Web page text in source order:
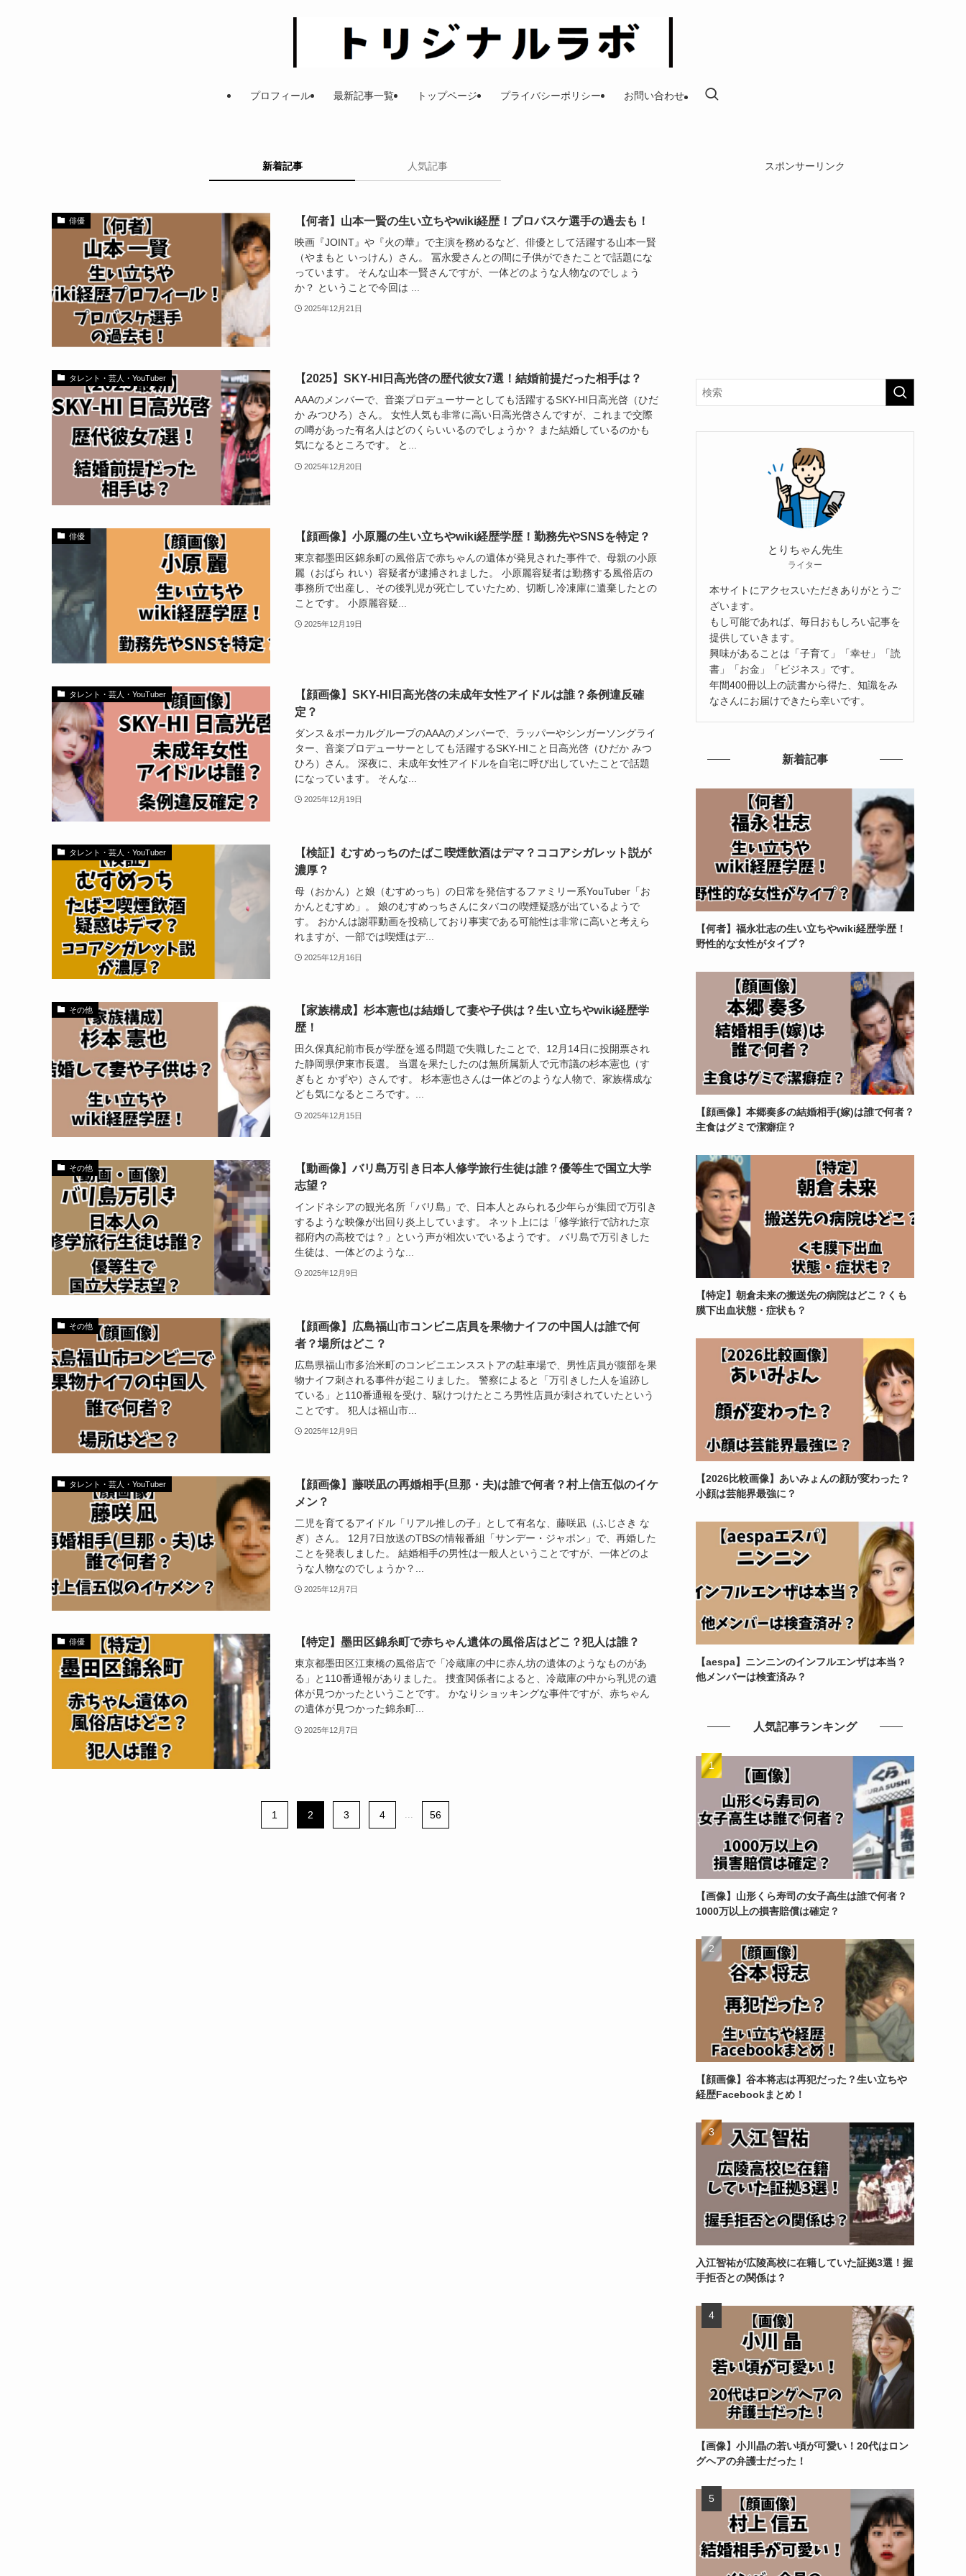
プロフィール 最新記事一覧 トップページ プライバシーポリシー お問い合わせ
新着記事 人気記事
俳優 【何者】山本一賢の生い立ちやwiki経歴！プロバスケ選手の過去も！
映画『JOINT』や『火の華』で主演を務めるなど、俳優として活躍する山本一賢
（やまもと いっけん）さん。 冨永愛さんとの間に子供ができたことで話題にな
っています。 そんな山本一賢さんですが、一体どのような人物なのでしょう
か？ ということで今回は ...
2025年12月21日
タレント・芸人・YouTuber 【2025】SKY-HI日高光啓の歴代彼女7選！結婚前提だった相手は？
AAAのメンバーで、音楽プロデューサーとしても活躍するSKY-HI日高光啓（ひだ
か みつひろ）さん。 女性人気も非常に高い日高光啓さんですが、これまで交際
の噂があった有名人はどのくらいいるのでしょうか？ また結婚しているのかも
気になるところです。 と...
2025年12月20日
俳優 【顔画像】小原麗の生い立ちやwiki経歴学歴！勤務先やSNSを特定？
東京都墨田区錦糸町の風俗店で赤ちゃんの遺体が発見された事件で、母親の小原
麗（おばら れい）容疑者が逮捕されました。 小原麗容疑者は勤務する風俗店の
事務所で出産し、その後乳児が死亡していたため、切断し冷凍庫に遺棄したとの
ことです。 小原麗容疑...
2025年12月19日
タレント・芸人・YouTuber
【顔画像】SKY-HI日高光啓の未成年女性アイドルは誰？条例違反確
定？
ダンス＆ボーカルグループのAAAのメンバーで、ラッパーやシンガーソングライ
ター、音楽プロデューサーとしても活躍するSKY-HIこと日高光啓（ひだか みつ
ひろ）さん。 深夜に、未成年女性アイドルを自宅に呼び出していたことで話題
になっています。 そんな...
2025年12月19日
タレント・芸人・YouTuber
【検証】むすめっちのたばこ喫煙飲酒はデマ？ココアシガレット説が
濃厚？
母（おかん）と娘（むすめっち）の日常を発信するファミリー系YouTuber「お
かんとむすめ」。 娘のむすめっちさんにタバコの喫煙疑惑が出ているようで
す。 おかんは謝罪動画を投稿しており事実である可能性は非常に高いと考えら
れますが、一部では喫煙はデ...
2025年12月16日
その他
【家族構成】杉本憲也は結婚して妻や子供は？生い立ちやwiki経歴学
歴！
田久保真紀前市長が学歴を巡る問題で失職したことで、12月14日に投開票され
た静岡県伊東市長選。 当選を果たしたのは無所属新人で元市議の杉本憲也（す
ぎもと かずや）さんです。 杉本憲也さんは一体どのような人物で、家族構成な
ども気になるところです。...
2025年12月15日
その他
【動画像】バリ島万引き日本人修学旅行生徒は誰？優等生で国立大学
志望？
インドネシアの観光名所「バリ島」で、日本人とみられる少年らが集団で万引き
するような映像が出回り炎上しています。 ネット上には「修学旅行で訪れた京
都府内の高校では？」という声が相次いでいるようです。 バリ島で万引きした
生徒は、一体どのような...
2025年12月9日
その他
【顔画像】広島福山市コンビニ店員を果物ナイフの中国人は誰で何
者？場所はどこ？
広島県福山市多治米町のコンビニエンスストアの駐車場で、男性店員が腹部を果
物ナイフ刺される事件が起こりました。 警察によると「万引きした人を追跡し
ている」と110番通報を受け、駆けつけたところ男性店員が刺されていたという
ことです。 犯人は福山市...
2025年12月9日
タレント・芸人・YouTuber
【顔画像】藤咲凪の再婚相手(旦那・夫)は誰で何者？村上信五似のイケ
メン？
二児を育てるアイドル「リアル推しの子」として有名な、藤咲凪（ふじさき な
ぎ）さん。 12月7日放送のTBSの情報番組「サンデー・ジャポン」で、再婚した
ことを発表しました。 結婚相手の男性は一般人ということですが、一体どのよ
うな人物なのでしょうか？...
2025年12月7日
俳優 【特定】墨田区錦糸町で赤ちゃん遺体の風俗店はどこ？犯人は誰？
東京都墨田区江東橋の風俗店で「冷蔵庫の中に赤ん坊の遺体のようなものがあ
る」と110番通報がありました。 捜査関係者によると、冷蔵庫の中から乳児の遺
体が見つかったということです。 かなりショッキングな事件ですが、赤ちゃん
の遺体が見つかった錦糸町...
2025年12月7日
1 2 3 4 ... 56
スポンサーリンク
とりちゃん先生
ライター
本サイトにアクセスいただきありがとうご
ざいます。
もし可能であれば、毎日おもしろい記事を
提供していきます。
興味があることは「子育て」「幸せ」「読
書」「お金」「ビジネス」です。
年間400冊以上の読書から得た、知識をみ
なさんにお届けできたら幸いです。
新着記事
【何者】福永壮志の生い立ちやwiki経歴学歴！
野性的な女性がタイプ？
【顔画像】本郷奏多の結婚相手(嫁)は誰で何者？
主食はグミで潔癖症？
【特定】朝倉未来の搬送先の病院はどこ？くも
膜下出血状態・症状も？
【2026比較画像】あいみょんの顔が変わった？
小顔は芸能界最強に？
【aespa】ニンニンのインフルエンザは本当？
他メンバーは検査済み？
人気記事ランキング
【画像】山形くら寿司の女子高生は誰で何者？
1000万以上の損害賠償は確定？
【顔画像】谷本将志は再犯だった？生い立ちや
経歴Facebookまとめ！
入江智祐が広陵高校に在籍していた証拠3選！握
手拒否との関係は？
【画像】小川晶の若い頃が可愛い！20代はロン
グヘアの弁護士だった！